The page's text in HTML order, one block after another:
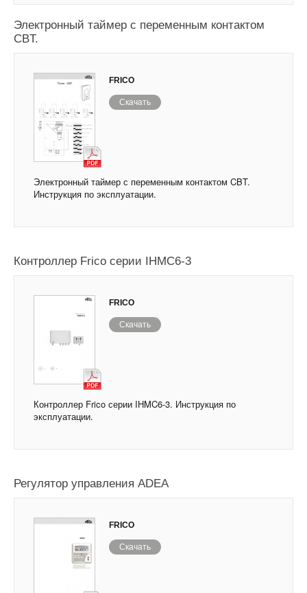
Электронный таймер с переменным контактом
CBT.
FRICO
Скачать
Электронный таймер с переменным контактом CBT.
Инструкция по эксплуатации.
Контроллер Frico серии IHMC6-3
FRICO
Скачать
Контроллер Frico серии IHMC6-3. Инструкция по
эксплуатации.
Регулятор управления ADEA
FRICO
Скачать